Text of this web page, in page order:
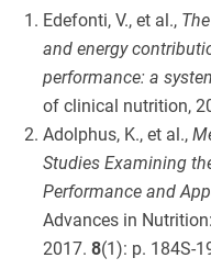
Edefonti, V., et al.,
and energy
performance: a
of clinical nutrition,
Adolphus, K., et al.,
Studies Examining
Performance and
Advances in
2017.8(1): p. 184S-